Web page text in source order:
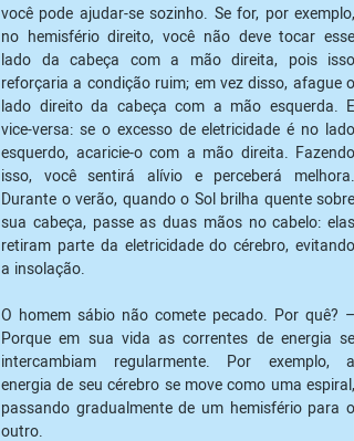
você pode ajudar-se sozinho. Se for, por exemplo,
no hemisfério direito, você não deve tocar esse
lado da cabeça com a mão direita, pois isso
reforçaria a condição ruim; em vez disso, afague o
lado direito da cabeça com a mão esquerda. E
vice-versa: se o excesso de eletricidade é no lado
esquerdo, acaricie-o com a mão direita. Fazendo
isso, você sentirá alívio e perceberá melhora.
Durante o verão, quando o Sol brilha quente sobre
sua cabeça, passe as duas mãos no cabelo: elas
retiram parte da eletricidade do cérebro, evitando
a insolação.
O homem sábio não comete pecado. Por quê? –
Porque em sua vida as correntes de energia se
intercambiam regularmente. Por exemplo, a
energia de seu cérebro se move como uma espiral,
passando gradualmente de um hemisfério para o
outro.